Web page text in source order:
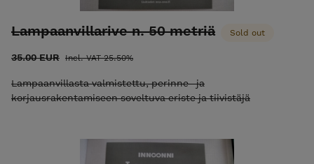
Lampaanvillarive n. 50 metriä Sold out
35.00 EUR Incl. VAT 25.50%
Lampaanvillasta valmistettu, perinne- ja
korjausrakentamiseen soveltuva eriste ja tiivistäjä